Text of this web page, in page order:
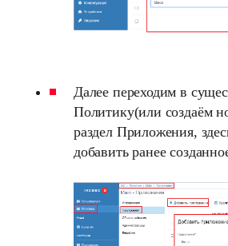
Далее переходим в
Политику(или создаём
раздел Приложения,
добавить ранее